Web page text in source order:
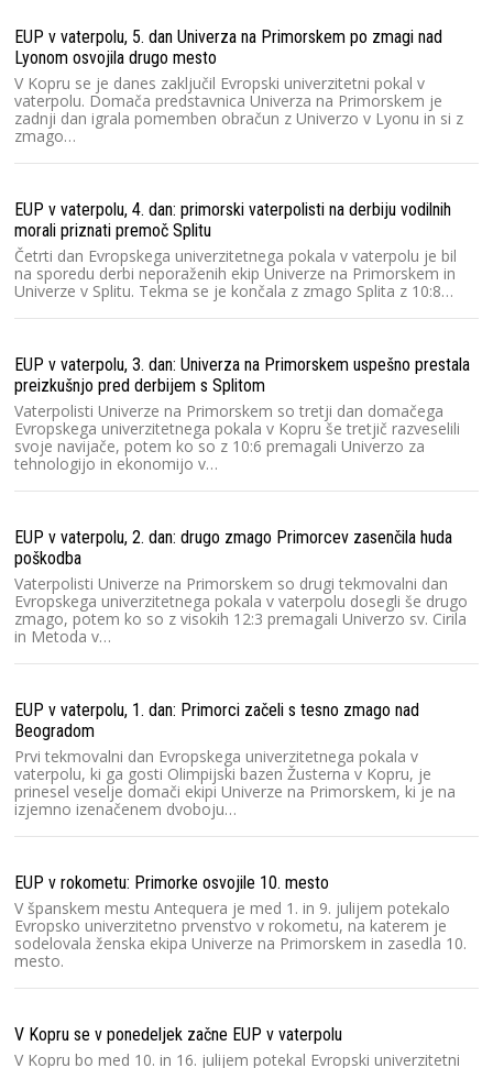
EUP v vaterpolu, 5. dan Univerza na Primorskem po zmagi nad
Lyonom osvojila drugo mesto
V Kopru se je danes zaključil Evropski univerzitetni pokal v
vaterpolu. Domača predstavnica Univerza na Primorskem je
zadnji dan igrala pomemben obračun z Univerzo v Lyonu in si z
zmago…
EUP v vaterpolu, 4. dan: primorski vaterpolisti na derbiju vodilnih
morali priznati premoč Splitu
Četrti dan Evropskega univerzitetnega pokala v vaterpolu je bil
na sporedu derbi neporaženih ekip Univerze na Primorskem in
Univerze v Splitu. Tekma se je končala z zmago Splita z 10:8…
EUP v vaterpolu, 3. dan: Univerza na Primorskem uspešno prestala
preizkušnjo pred derbijem s Splitom
Vaterpolisti Univerze na Primorskem so tretji dan domačega
Evropskega univerzitetnega pokala v Kopru še tretjič razveselili
svoje navijače, potem ko so z 10:6 premagali Univerzo za
tehnologijo in ekonomijo v…
EUP v vaterpolu, 2. dan: drugo zmago Primorcev zasenčila huda
poškodba
Vaterpolisti Univerze na Primorskem so drugi tekmovalni dan
Evropskega univerzitetnega pokala v vaterpolu dosegli še drugo
zmago, potem ko so z visokih 12:3 premagali Univerzo sv. Cirila
in Metoda v…
EUP v vaterpolu, 1. dan: Primorci začeli s tesno zmago nad
Beogradom
Prvi tekmovalni dan Evropskega univerzitetnega pokala v
vaterpolu, ki ga gosti Olimpijski bazen Žusterna v Kopru, je
prinesel veselje domači ekipi Univerze na Primorskem, ki je na
izjemno izenačenem dvoboju…
EUP v rokometu: Primorke osvojile 10. mesto
V španskem mestu Antequera je med 1. in 9. julijem potekalo
Evropsko univerzitetno prvenstvo v rokometu, na katerem je
sodelovala ženska ekipa Univerze na Primorskem in zasedla 10.
mesto.
V Kopru se v ponedeljek začne EUP v vaterpolu
V Kopru bo med 10. in 16. julijem potekal Evropski univerzitetni